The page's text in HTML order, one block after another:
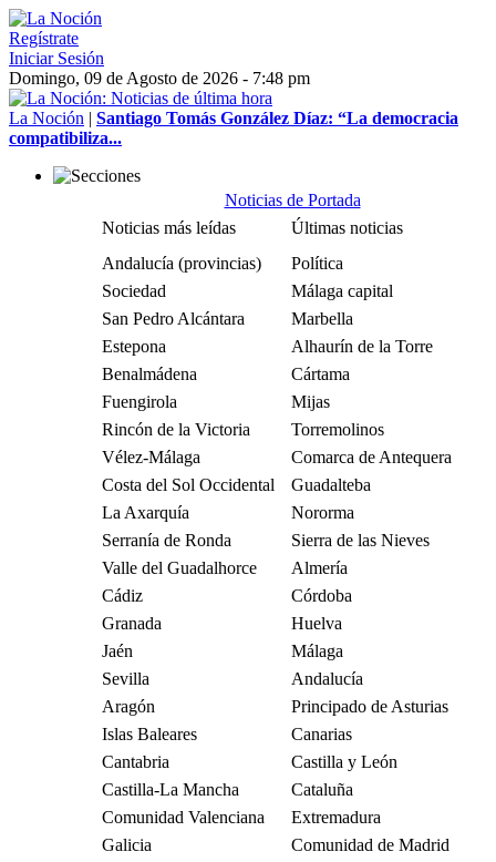
Regístrate
Iniciar Sesión
Domingo, 09 de Agosto de 2026 - 7:48 pm
La Noción | Santiago Tomás González Díaz: “La democracia
compatibiliza...
Noticias de Portada
Noticias más leídas
Últimas noticias
Andalucía (provincias)
Política
Sociedad
Málaga capital
San Pedro Alcántara
Marbella
Estepona
Alhaurín de la Torre
Benalmádena
Cártama
Fuengirola
Mijas
Rincón de la Victoria
Torremolinos
Vélez-Málaga
Comarca de Antequera
Costa del Sol Occidental
Guadalteba
La Axarquía
Nororma
Serranía de Ronda
Sierra de las Nieves
Valle del Guadalhorce
Almería
Cádiz
Córdoba
Granada
Huelva
Jaén
Málaga
Sevilla
Andalucía
Aragón
Principado de Asturias
Islas Baleares
Canarias
Cantabria
Castilla y León
Castilla-La Mancha
Cataluña
Comunidad Valenciana
Extremadura
Galicia
Comunidad de Madrid